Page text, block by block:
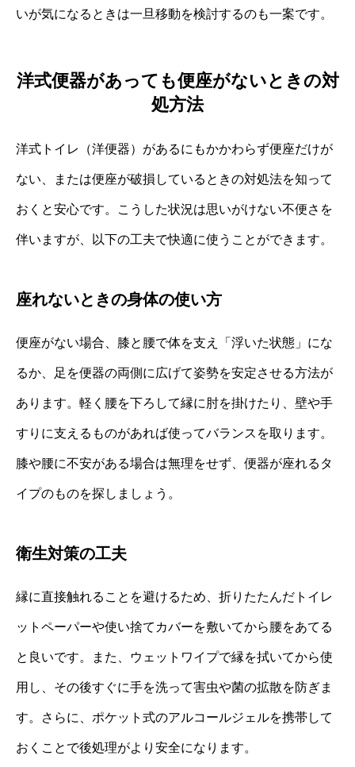
いが気になるときは一旦移動を検討するのも一案です。
洋式便器があっても便座がないときの対
処方法
洋式トイレ（洋便器）があるにもかかわらず便座だけが
ない、または便座が破損しているときの対処法を知って
おくと安心です。こうした状況は思いがけない不便さを
伴いますが、以下の工夫で快適に使うことができます。
座れないときの身体の使い方
便座がない場合、膝と腰で体を支え「浮いた状態」にな
るか、足を便器の両側に広げて姿勢を安定させる方法が
あります。軽く腰を下ろして縁に肘を掛けたり、壁や手
すりに支えるものがあれば使ってバランスを取ります。
膝や腰に不安がある場合は無理をせず、便器が座れるタ
イプのものを探しましょう。
衛生対策の工夫
縁に直接触れることを避けるため、折りたたんだトイレ
ットペーパーや使い捨てカバーを敷いてから腰をあてる
と良いです。また、ウェットワイプで縁を拭いてから使
用し、その後すぐに手を洗って害虫や菌の拡散を防ぎま
す。さらに、ポケット式のアルコールジェルを携帯して
おくことで後処理がより安全になります。